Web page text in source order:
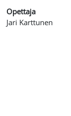
Opettaja
Jari Karttunen